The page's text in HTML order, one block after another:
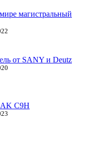
магистральный
от SANY и Deutz
C9H